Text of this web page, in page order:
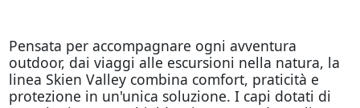
Pensata per accompagnare ogni avventura
outdoor, dai viaggi alle escursioni nella natura, la
linea Skien Valley combina comfort, praticità e
protezione in un'unica soluzione. I capi dotati di